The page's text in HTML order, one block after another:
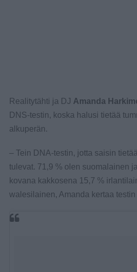
Realitytähti ja DJ Amanda
DNS-testin, koska halusi tietää
alkuperän.
– Tein DNA-testin, jotta saisin
tulevat. 71,9 % olen suomalainen
kovana kakkosena 15,7 %
walesilainen, Amanda kertaa testin